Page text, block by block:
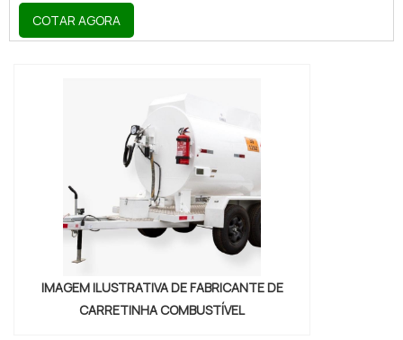
Elaborando uma cotação na vitrine que se
chama Soluções Industriais e descobrindo
o interesse é por carretinha reboque diesel
comprar, com a Nami Solucoes encontrará
excelente custo-benefício com
pagamento acessível.OUTRAS
INFORMAÇÕES SOBRE CARRETINHA...
COTAR AGORA
IMAGEM ILUSTRATIVA DE FABRICANTE DE
CARRETINHA COMBUSTÍVEL